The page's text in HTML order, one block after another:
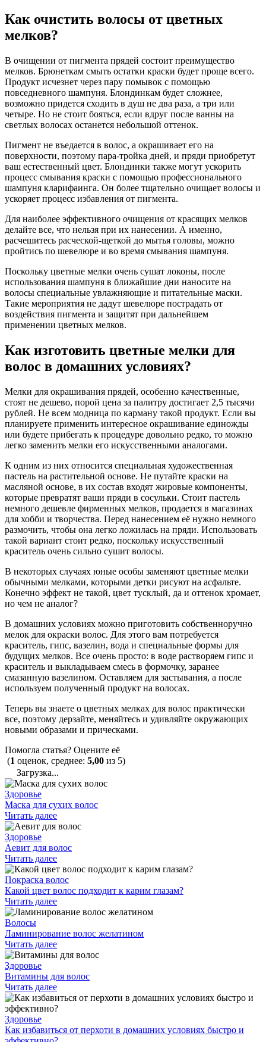
Как очистить волосы от цветных
мелков?
В очищении от пигмента прядей состоит преимущество
мелков. Брюнеткам смыть остатки краски будет проще всего.
Продукт исчезнет через пару помывок с помощью
повседневного шампуня. Блондинкам будет сложнее,
возможно придется сходить в душ не два раза, а три или
четыре. Но не стоит бояться, если вдруг после ванны на
светлых волосах останется небольшой оттенок.
Пигмент не въедается в волос, а окрашивает его на
поверхности, поэтому пара-тройка дней, и пряди приобретут
ваш естественный цвет. Блондинки также могут ускорить
процесс смывания краски с помощью профессионального
шампуня кларифаинга. Он более тщательно очищает волосы и
ускоряет процесс избавления от пигмента.
Для наиболее эффективного очищения от красящих мелков
делайте все, что нельзя при их нанесении. А именно,
расчешитесь расческой-щеткой до мытья головы, можно
пройтись по шевелюре и во время смывания шампуня.
Поскольку цветные мелки очень сушат локоны, после
использования шампуня в ближайшие дни наносите на
волосы специальные увлажняющие и питательные маски.
Такие мероприятия не дадут шевелюре пострадать от
воздействия пигмента и защитят при дальнейшем
применении цветных мелков.
Как изготовить цветные мелки для
волос в домашних условиях?
Мелки для окрашивания прядей, особенно качественные,
стоят не дешево, порой цена за палитру достигает 2,5 тысячи
рублей. Не всем модница по карману такой продукт. Если вы
планируете применить интересное окрашивание единожды
или будете прибегать к процедуре довольно редко, то можно
легко заменить мелки его искусственными аналогами.
К одним из них относится специальная художественная
пастель на растительной основе. Не путайте краски на
масляной основе, в их состав входят жировые компоненты,
которые превратят ваши пряди в сосульки. Стоит пастель
немного дешевле фирменных мелков, продается в магазинах
для хобби и творчества. Перед нанесением её нужно немного
размочить, чтобы она легко ложилась на пряди. Использовать
такой вариант стоит редко, поскольку искусственный
краситель очень сильно сушит волосы.
В некоторых случаях юные особы заменяют цветные мелки
обычными мелками, которыми детки рисуют на асфальте.
Конечно эффект не такой, цвет тусклый, да и оттенок хромает,
но чем не аналог?
В домашних условиях можно приготовить собственноручно
мелок для окраски волос. Для этого вам потребуется
краситель, гипс, вазелин, вода и специальные формы для
будущих мелков. Все очень просто: в воде растворяем гипс и
краситель и выкладываем смесь в формочку, заранее
смазанную вазелином. Оставляем для застывания, а после
используем полученный продукт на волосах.
Теперь вы знаете о цветных мелках для волос практически
все, поэтому дерзайте, меняйтесь и удивляйте окружающих
новыми образами и прическами.
Помогла статья? Оцените её
(1 оценок, среднее: 5,00 из 5)
Загрузка...
Здоровье
Маска для сухих волос
Читать далее
Здоровье
Аевит для волос
Читать далее
Покраска волос
Какой цвет волос подходит к карим глазам?
Читать далее
Волосы
Ламинирование волос желатином
Читать далее
Здоровье
Витамины для волос
Читать далее
Здоровье
Как избавиться от перхоти в домашних условиях быстро и